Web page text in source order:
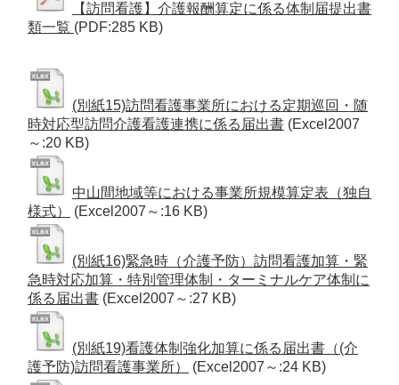
【訪問看護】介護報酬算定に係る体制届提出書
類一覧 (PDF:285 KB)
(別紙15)訪問看護事業所における定期巡回・随
時対応型訪問介護看護連携に係る届出書 (Excel2007
～:20 KB)
中山間地域等における事業所規模算定表（独自
様式）
(Excel2007～:16 KB)
(別紙16)緊急時（介護予防）訪問看護加算・緊
急時対応加算・特別管理体制・ターミナルケア体制に
係る届出書 (Excel2007～:27 KB)
(別紙19)看護体制強化加算に係る届出書（(介
護予防)訪問看護事業所）
(Excel2007～:24 KB)